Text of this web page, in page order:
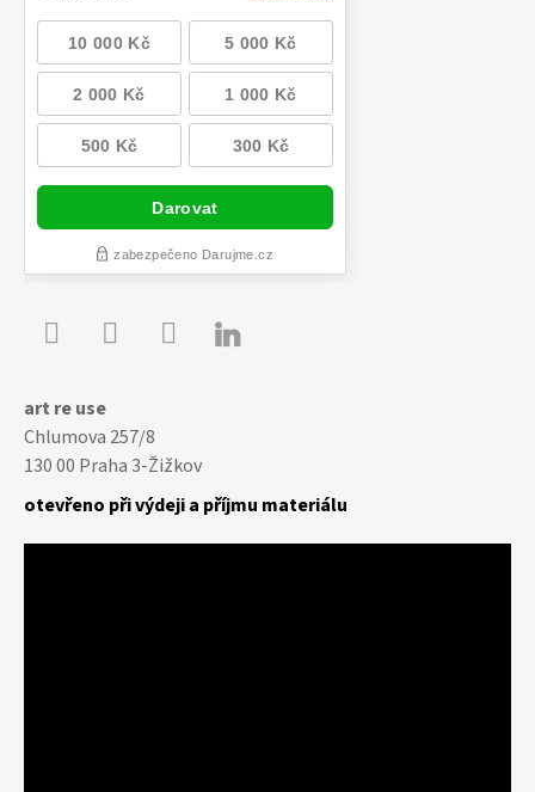

art re use
Chlumova 257/8
130 00 Praha 3-Žižkov
otevřeno při výdeji a příjmu materiálu